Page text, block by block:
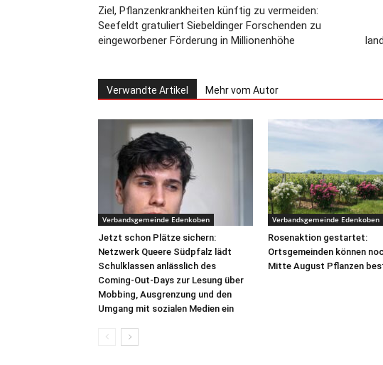
Ziel, Pflanzenkrankheiten künftig zu vermeiden:
Seefeldt gratuliert Siebeldinger Forschenden zu
eingeworbener Förderung in Millionenhöhe
Verwandte Artikel Mehr vom Autor
Verbandsgemeinde Edenkoben
Jetzt schon Plätze sichern:
Netzwerk Queere Südpfalz lädt
Schulklassen anlässlich des
Coming-Out-Days zur Lesung über
Mobbing, Ausgrenzung und den
Umgang mit sozialen Medien ein
Verbandsgemeinde Edenkoben
Rosenaktion gestartet:
Ortsgemeinden können
Mitte August Pflanzen